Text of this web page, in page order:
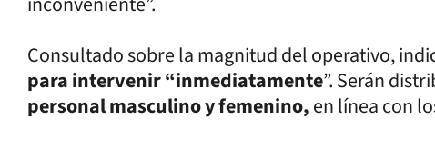
Consultado sobre la magnitud del operativo,
para intervenir “inmediatamente”. Serán
personal masculino y femenino,en línea con